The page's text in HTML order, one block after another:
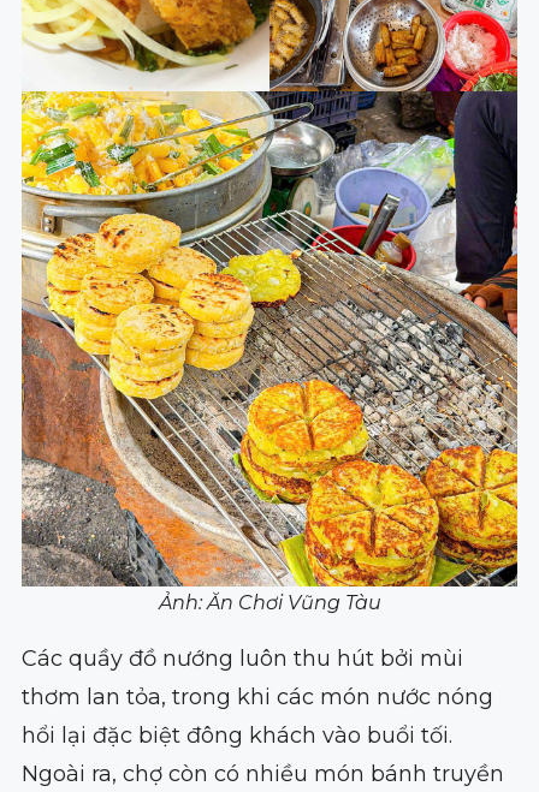
Ảnh: Ăn Chơi Vũng Tàu
Các quầy đồ nướng luôn thu hút bởi mùi
thơm lan tỏa, trong khi các món nước nóng
hổi lại đặc biệt đông khách vào buổi tối.
Ngoài ra, chợ còn có nhiều món bánh truyền